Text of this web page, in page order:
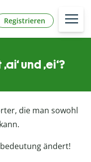
Registrieren
und ,ei‘?
die man sowohl
ändert!